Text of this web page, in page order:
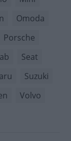
Omoda
Porsche
Seat
Suzuki
Volvo